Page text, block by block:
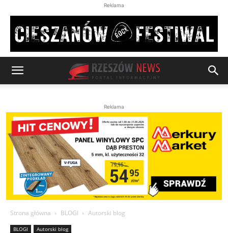
Reklama
Reklama
Strona główna BLOGI Autorski blog
BLOGI Autorski blog